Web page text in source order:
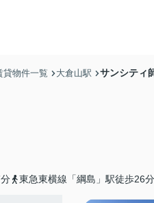
貸物件一覧 大倉山駅 サンシティ
東急東横線「綱島」駅徒歩26分